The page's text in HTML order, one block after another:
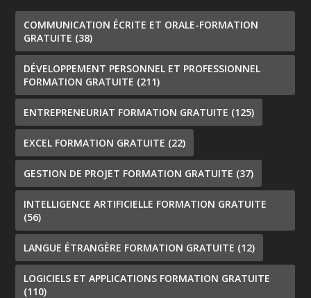
COMMUNICATION ÉCRITE ET ORALE-FORMATION
GRATUITE (38)
DÉVELOPPEMENT PERSONNEL ET PROFESSIONNEL
FORMATION GRATUITE (211)
ENTREPRENEURIAT FORMATION GRATUITE (125)
EXCEL FORMATION GRATUITE (22)
GESTION DE PROJET FORMATION GRATUITE (37)
INTELLIGENCE ARTIFICIELLE FORMATION GRATUITE
(56)
LANGUE ÉTRANGÈRE FORMATION GRATUITE (12)
LOGICIELS ET APPLICATIONS FORMATION GRATUITE
(110)